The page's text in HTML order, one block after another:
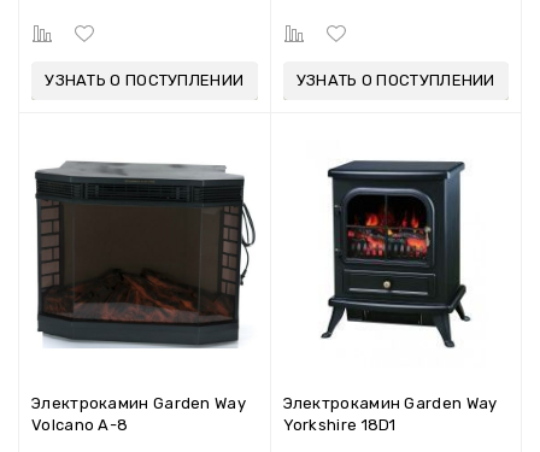
УЗНАТЬ О ПОСТУПЛЕНИИ УЗНАТЬ О ПОСТУПЛЕНИИ
Электрокамин Garden Way
Volcano A-8
Электрокамин Garden Way
Yorkshire 18D1